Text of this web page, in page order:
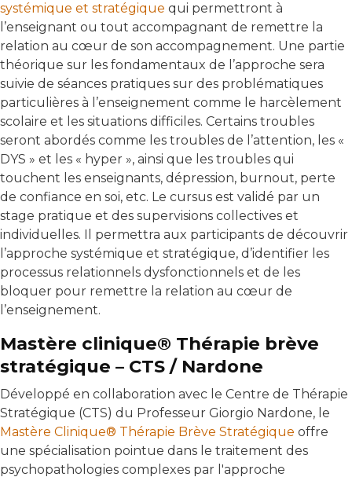
systémique et stratégique qui permettront à
l’enseignant ou tout accompagnant de remettre la
relation au cœur de son accompagnement. Une partie
théorique sur les fondamentaux de l’approche sera
suivie de séances pratiques sur des problématiques
particulières à l’enseignement comme le harcèlement
scolaire et les situations difficiles. Certains troubles
seront abordés comme les troubles de l’attention, les «
DYS » et les « hyper », ainsi que les troubles qui
touchent les enseignants, dépression, burnout, perte
de confiance en soi, etc. Le cursus est validé par un
stage pratique et des supervisions collectives et
individuelles. Il permettra aux participants de découvrir
l’approche systémique et stratégique, d’identifier les
processus relationnels dysfonctionnels et de les
bloquer pour remettre la relation au cœur de
l’enseignement.
Mastère clinique® Thérapie brève
stratégique – CTS / Nardone
Développé en collaboration avec le Centre de Thérapie
Stratégique (CTS) du Professeur Giorgio Nardone, le
Mastère Clinique® Thérapie Brève Stratégique offre
une spécialisation pointue dans le traitement des
psychopathologies complexes par l'approche